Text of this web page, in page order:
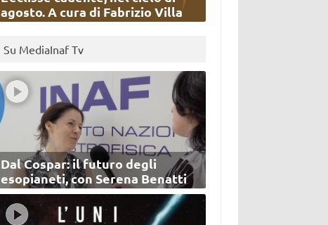
agosto. A cura di Fabrizio Villa
Su MediaInaf Tv
Dal Cospar: il futuro degli
esopianeti, con Serena Benatti